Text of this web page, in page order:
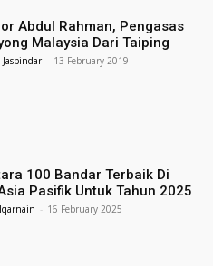
Abdul Rahman, Pengasas
Malaysia Dari Taiping
- 13 February 2019
100 Bandar Terbaik Di
Pasifik Untuk Tahun 2025
- 16 February 2025